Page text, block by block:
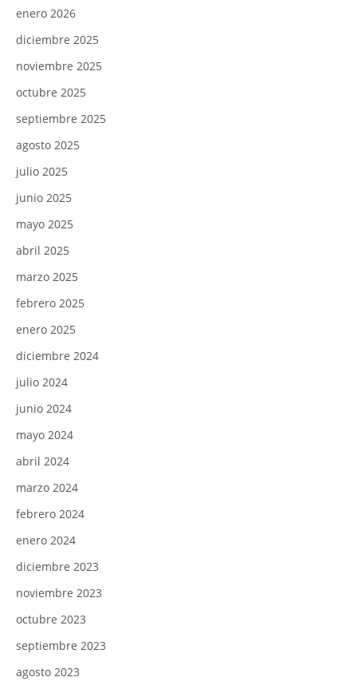
enero 2026
diciembre 2025
noviembre 2025
octubre 2025
septiembre 2025
agosto 2025
julio 2025
junio 2025
mayo 2025
abril 2025
marzo 2025
febrero 2025
enero 2025
diciembre 2024
julio 2024
junio 2024
mayo 2024
abril 2024
marzo 2024
febrero 2024
enero 2024
diciembre 2023
noviembre 2023
octubre 2023
septiembre 2023
agosto 2023